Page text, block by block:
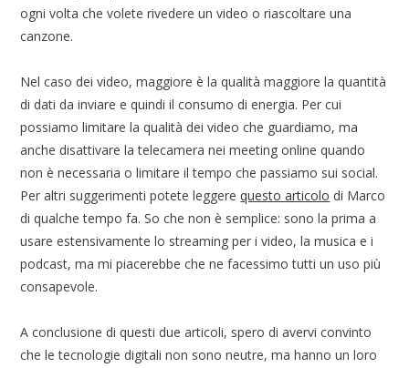
ogni volta che volete rivedere un video o riascoltare una
canzone.
Nel caso dei video, maggiore è la qualità maggiore la quantità
di dati da inviare e quindi il consumo di energia. Per cui
possiamo limitare la qualità dei video che guardiamo, ma
anche disattivare la telecamera nei meeting online quando
non è necessaria o limitare il tempo che passiamo sui social.
Per altri suggerimenti potete leggerequesto articolo di Marco
di qualche tempo fa. So che non è semplice: sono la prima a
usare estensivamente lo streaming per i video, la musica e i
podcast, ma mi piacerebbe che ne facessimo tutti un uso più
consapevole.
A conclusione di questi due articoli, spero di avervi convinto
che le tecnologie digitali non sono neutre, ma hanno un loro